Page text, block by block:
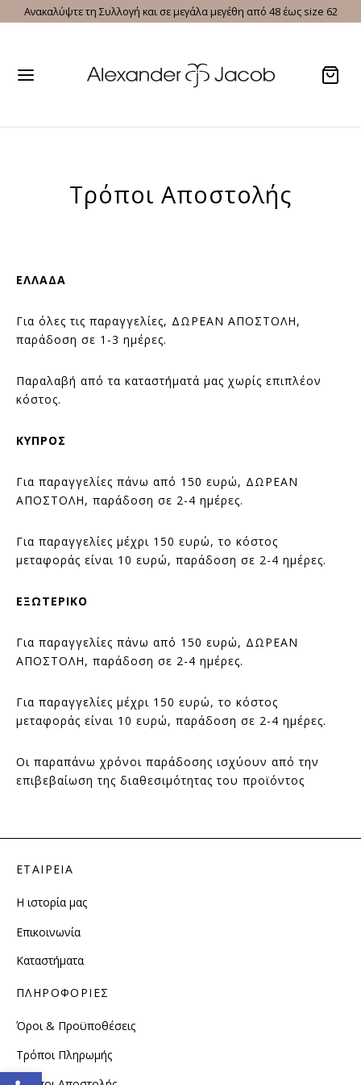
Ανακαλύψτε τη Συλλογή και σε μεγάλα μεγέθη από 48 έως size 62
Τρόποι Αποστολής
ΕΛΛΑΔΑ
Για όλες τις παραγγελίες, ΔΩΡΕΑΝ ΑΠΟΣΤΟΛΗ,
παράδοση σε 1-3 ημέρες.
Παραλαβή από τα καταστήματά μας χωρίς επιπλέον
κόστος.
ΚΥΠΡΟΣ
Για παραγγελίες πάνω από 150 ευρώ, ΔΩΡΕΑΝ
ΑΠΟΣΤΟΛΗ, παράδοση σε 2-4 ημέρες.
Για παραγγελίες μέχρι 150 ευρώ, το κόστος
μεταφοράς είναι 10 ευρώ, παράδοση σε 2-4 ημέρες.
ΕΞΩΤΕΡΙΚΟ
Για παραγγελίες πάνω από 150 ευρώ, ΔΩΡΕΑΝ
ΑΠΟΣΤΟΛΗ, παράδοση σε 2-4 ημέρες.
Για παραγγελίες μέχρι 150 ευρώ, το κόστος
μεταφοράς είναι 10 ευρώ, παράδοση σε 2-4 ημέρες.
Οι παραπάνω χρόνοι παράδοσης ισχύουν από την
επιβεβαίωση της διαθεσιμότητας του προϊόντος
ΕΤΑΙΡΕΙΑ
Η ιστορία μας
Επικοινωνία
Καταστήματα
ΠΛΗΡΟΦΟΡΙΕΣ
Όροι & Προϋποθέσεις
Τρόποι Πληρωμής